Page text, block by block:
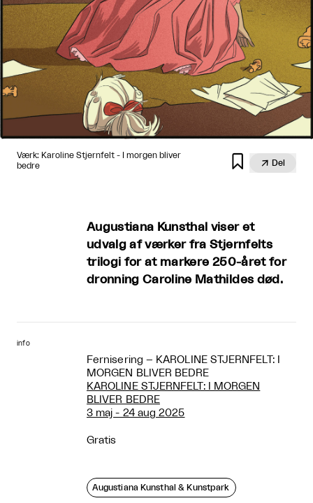
Værk: Karoline Stjernfelt - I morgen bliver
bedre
  Del
Augustiana Kunsthal viser et
udvalg af værker fra Stjernfelts
trilogi for at markere 250-året for
dronning Caroline Mathildes død.
info
Fernisering – KAROLINE STJERNFELT: I
MORGEN BLIVER BEDRE
KAROLINE STJERNFELT: I MORGEN
BLIVER BEDRE
3 maj - 24 aug 2025
Gratis
Augustiana Kunsthal & Kunstpark